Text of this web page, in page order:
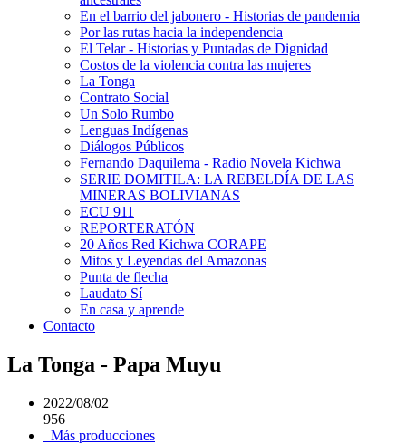
En el barrio del jabonero - Historias de pandemia
Por las rutas hacia la independencia
El Telar - Historias y Puntadas de Dignidad
Costos de la violencia contra las mujeres
La Tonga
Contrato Social
Un Solo Rumbo
Lenguas Indígenas
Diálogos Públicos
Fernando Daquilema - Radio Novela Kichwa
SERIE DOMITILA: LA REBELDÍA DE LAS
MINERAS BOLIVIANAS
ECU 911
REPORTERATÓN
20 Años Red Kichwa CORAPE
Mitos y Leyendas del Amazonas
Punta de flecha
Laudato Sí
En casa y aprende
Contacto
La Tonga - Papa Muyu
2022/08/02
956
Más producciones